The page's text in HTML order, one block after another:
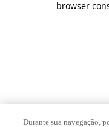
browser
Durante sua navegação,